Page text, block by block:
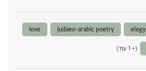
elegy
judaeo-arabic poetry
love
(+ 1 עוד)